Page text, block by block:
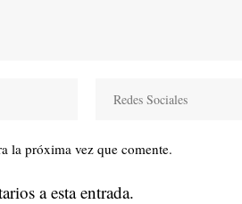
la próxima vez que comente.
a esta entrada.